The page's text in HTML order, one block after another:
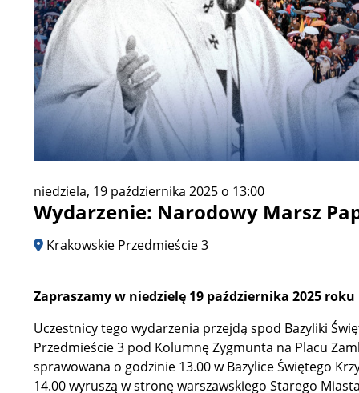
niedziela, 19 października 2025 o 13:00
Wydarzenie: Narodowy Marsz
Krakowskie Przedmieście 3
Zapraszamy w niedzielę 19 października 2025
Uczestnicy tego wydarzenia przejdą spod Bazyliki
Przedmieście 3 pod Kolumnę Zygmunta na Placu
sprawowana o godzinie 13.00 w Bazylice Świętego
14.00 wyruszą w stronę warszawskiego Starego